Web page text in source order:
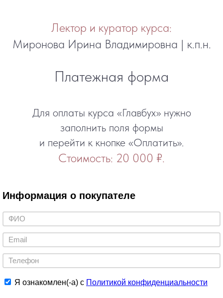
Лектор и куратор курса:
Миронова Ирина Владимировна | к.п.н.
Платежная форма
Для оплаты курса «Главбух» нужно
заполнить поля формы
и перейти к кнопке «Оплатить».
Стоимость: 20 000 ₽.
Информация о покупателе
Я ознакомлен(-а) с Политикой конфиденциальности